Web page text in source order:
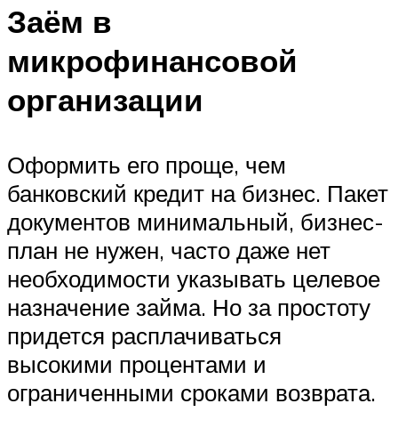
Заём в
микрофинансовой
организации
Оформить его проще, чем
банковский кредит на бизнес. Пакет
документов минимальный, бизнес-
план не нужен, часто даже нет
необходимости указывать целевое
назначение займа. Но за простоту
придется расплачиваться
высокими процентами и
ограниченными сроками возврата.